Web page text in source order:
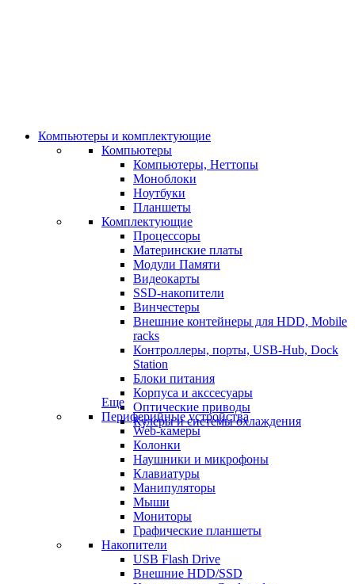
Компьютеры и комплектующие
Компьютеры
Компьютеры, Неттопы
Моноблоки
Ноутбуки
Планшеты
Комплектующие
Процессоры
Материнские платы
Модули Памяти
Видеокарты
SSD-накопители
Винчестеры
Внешние контейнеры для HDD, Mobile
racks
Контроллеры, порты, USB-Hub, Dock
Station
Блоки питания
Корпуса и акссесуары
Оптические приводы
Кулеры и системы охлаждения
Еще
Периферийные устройства
Web-камеры
Колонки
Наушники и микрофоны
Клавиатуры
Манипуляторы
Мыши
Мониторы
Графические планшеты
Накопители
USB Flash Drive
Внешние HDD/SSD